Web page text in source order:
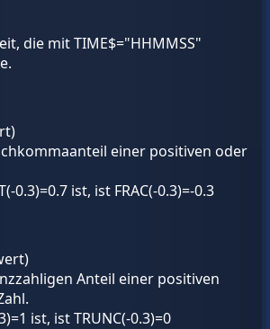
die mit TIME$="HHMMSS"
)
einer positiven oder
0.3)=0.7 ist, ist FRAC(-0.3)=-0.3
)
Anteil einer positiven
ist, ist TRUNC(-0.3)=0